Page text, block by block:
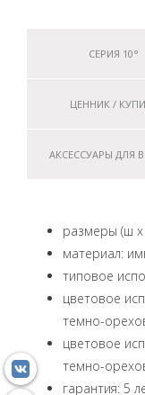
СЕРИЯ 10°
ЦЕННИК /
АКСЕССУАРЫ ДЛЯ
размеры (ш x
материал:
типовое
цветовое
темно-
цветовое
темно-
гарантия: 5